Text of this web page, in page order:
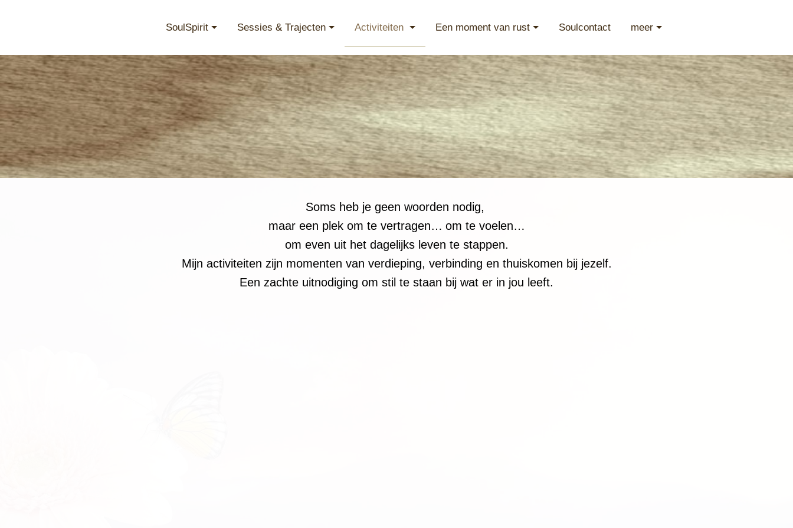
SoulSpirit Sessies & Trajecten Activiteiten Een moment van rust Soulcontact meer
Soms heb je geen woorden nodig,
maar een plek om te vertragen… om te voelen…
om even uit het dagelijks leven te stappen.
Mijn activiteiten zijn momenten van verdieping, verbinding en thuiskomen bij jezelf.
Een zachte uitnodiging om stil te staan bij wat er in jou leeft.